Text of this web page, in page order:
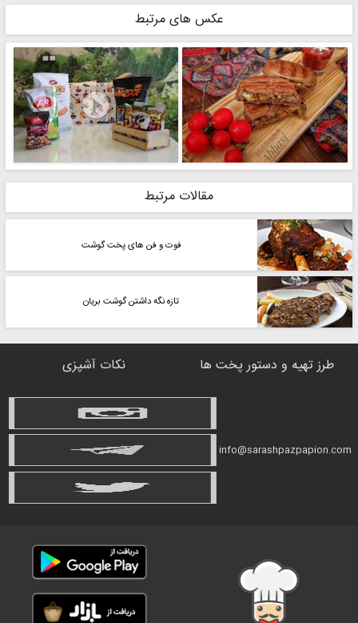
عکس های مرتبط

مقالات مرتبط
فوت و فن های پخت گوشت
تازه نگه داشتن گوشت بریان
طرز تهیه و دستور پخت ها نکات آشپزی
info@sarashpazpapion.com